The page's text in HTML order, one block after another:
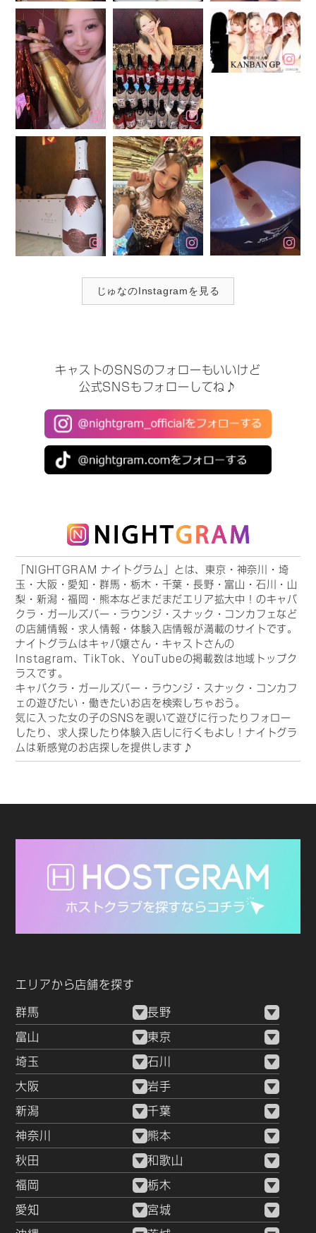
じゅなのInstagramを見る
キャストのSNSのフォローもいいけど
公式SNSもフォローしてね♪
「NIGHTGRAM ナイトグラム」とは、東京・神奈川・埼
玉・大阪・愛知・群馬・栃木・千葉・長野・富山・石川・山
梨・新潟・福岡・熊本などまだまだエリア拡大中！のキャバ
クラ・ガールズバー・ラウンジ・スナック・コンカフェなど
の店舗情報・求人情報・体験入店情報が満載のサイトです。
ナイトグラムはキャバ嬢さん・キャストさんの
Instagram、TikTok、YouTubeの掲載数は地域トップク
ラスです。
キャバクラ・ガールズバー・ラウンジ・スナック・コンカフ
ェの遊びたい・働きたいお店を検索しちゃおう。
気に入った女の子のSNSを覗いて遊びに行ったりフォロー
したり、求人探したり体験入店しに行くもよし！ナイトグラ
ムは新感覚のお店探しを提供します♪
エリアから店舗を探す
群馬 長野
富山 東京
埼玉 石川
大阪 岩手
新潟 千葉
神奈川 熊本
秋田 和歌山
福岡 栃木
愛知 宮城